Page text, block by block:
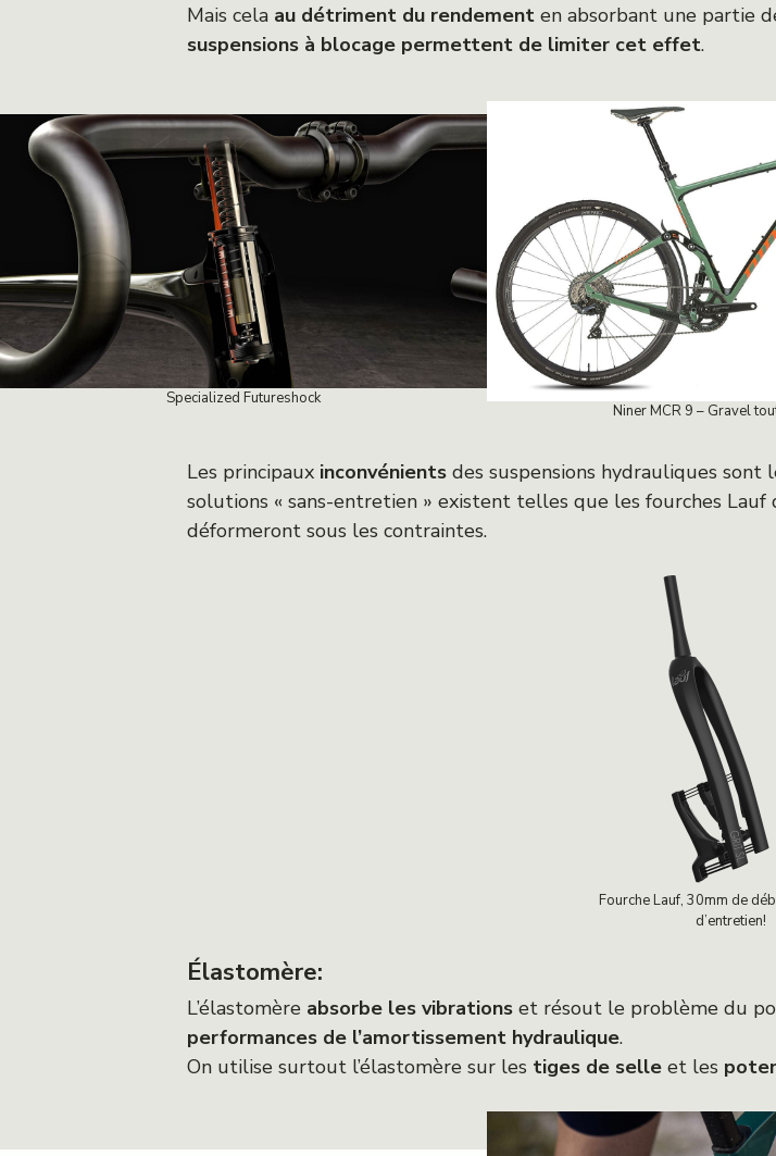
Mais cela au détriment du rendement en absorbant une partie
suspensions à blocage permettent de limiter cet effet.
Specialized Futureshock
Niner MCR 9 – Gravel
Les principaux inconvénients des suspensions hydrauliques sont
solutions « sans-entretien » existent telles que les fourches Lauf
déformeront sous les contraintes.
Fourche Lauf, 30mm de
d’entretien!
Élastomère:
L’élastomère absorbe les vibrations et résout le problème du
performances de l’amortissement hydraulique.
On utilise surtout l’élastomère sur les tiges de selle et les